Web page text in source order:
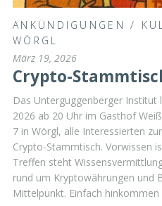
ANKÜNDIGUNGEN /
WÖRGL
März 19, 2026
Crypto-
Das Unterguggenberger
2026 ab 20 Uhr im Gasthof
7 in Wörgl, alle Interessierten
Crypto-Stammtisch. Vorwissen
Treffen steht
rund um Kryptowährungen und
Mittelpunkt. Einfach